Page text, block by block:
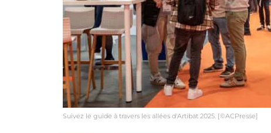
Suivez le guide à travers les allées d'Artibat 2025. [©ACPresse]